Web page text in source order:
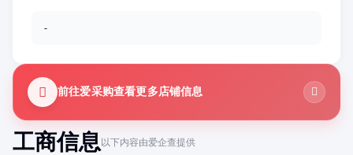
工商信息以下内容由爱企查提供
-
前往爱采购查看更多店铺信息